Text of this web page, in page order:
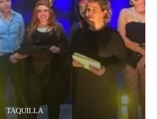
TAQUILLA